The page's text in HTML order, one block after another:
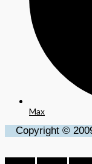
Max
Copyright ©